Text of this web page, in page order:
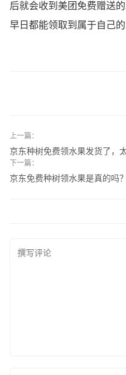
后就会收到美团免费赠送
早日都能领取到属于自己的
上一篇：
京东种树免费领水果发货了，
下一篇：
京东免费种树领水果是真的吗